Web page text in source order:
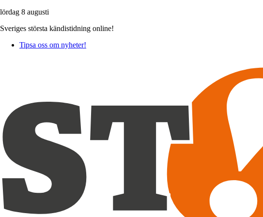
lördag 8 augusti
Sveriges största kändistidning online!
Tipsa oss om nyheter!